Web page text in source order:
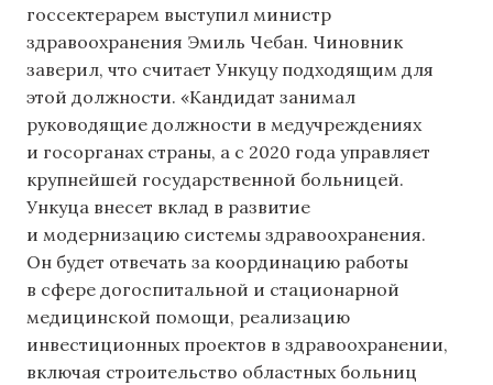
госсектерарем выступил министр
здравоохранения Эмиль Чебан. Чиновник
заверил, что считает Ункуцу подходящим для
этой должности. «Кандидат занимал
руководящие должности в медучреждениях
и госорганах страны, а с 2020 года управляет
крупнейшей государственной больницей.
Ункуца внесет вклад в развитие
и модернизацию системы здравоохранения.
Он будет отвечать за координацию работы
в сфере догоспитальной и стационарной
медицинской помощи, реализацию
инвестиционных проектов в здравоохранении,
включая строительство областных больниц